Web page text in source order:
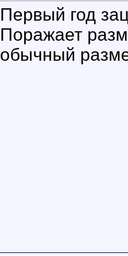
Первый год
Поражает
обычный